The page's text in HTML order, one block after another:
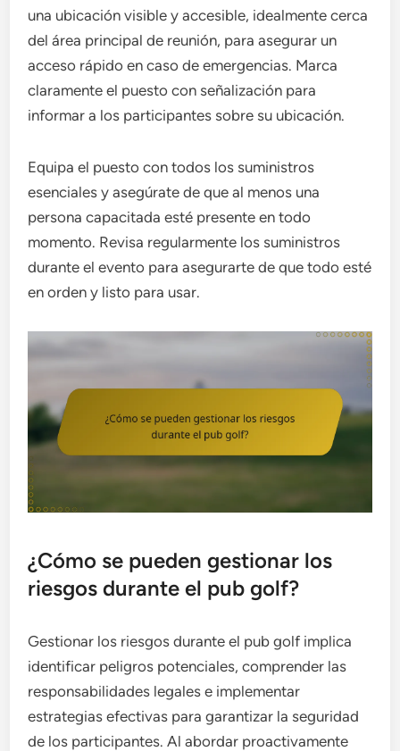
una ubicación visible y accesible, idealmente cerca
del área principal de reunión, para asegurar un
acceso rápido en caso de emergencias. Marca
claramente el puesto con señalización para
informar a los participantes sobre su ubicación.
Equipa el puesto con todos los suministros
esenciales y asegúrate de que al menos una
persona capacitada esté presente en todo
momento. Revisa regularmente los suministros
durante el evento para asegurarte de que todo esté
en orden y listo para usar.
¿Cómo se pueden gestionar los
riesgos durante el pub golf?
Gestionar los riesgos durante el pub golf implica
identificar peligros potenciales, comprender las
responsabilidades legales e implementar
estrategias efectivas para garantizar la seguridad
de los participantes. Al abordar proactivamente